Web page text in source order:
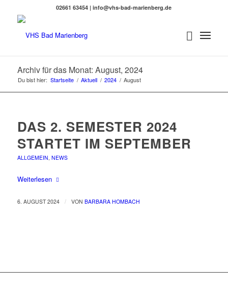
02661 63454 | info@vhs-bad-marienberg.de
Archiv für das Monat: August, 2024
Du bist hier: Startseite / Aktuell / 2024 / August
DAS 2. SEMESTER 2024
STARTET IM SEPTEMBER
ALLGEMEIN, NEWS
Weiterlesen
6. AUGUST 2024 / VON BARBARA HOMBACH